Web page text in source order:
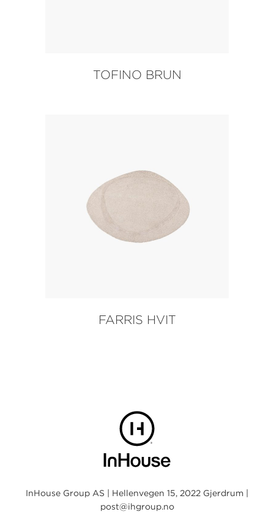
TOFINO BRUN
FARRIS HVIT
InHouse Group AS | Hellenvegen 15, 2022 Gjerdrum |
post@ihgroup.no